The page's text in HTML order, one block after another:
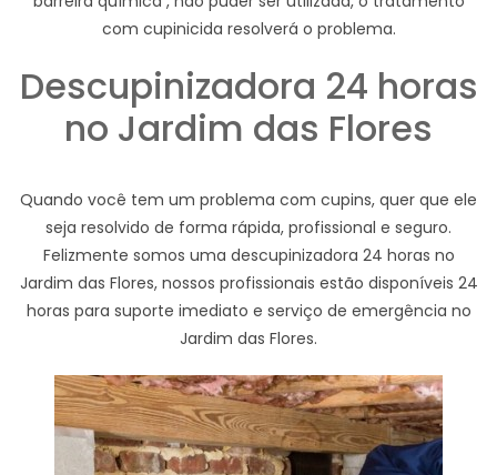
com cupinicida resolverá o problema.
Descupinizadora 24 horas
no Jardim das Flores
Quando você tem um problema com cupins, quer que ele
seja resolvido de forma rápida, profissional e seguro.
Felizmente somos uma descupinizadora 24 horas no
Jardim das Flores, nossos profissionais estão disponíveis 24
horas para suporte imediato e serviço de emergência no
Jardim das Flores.